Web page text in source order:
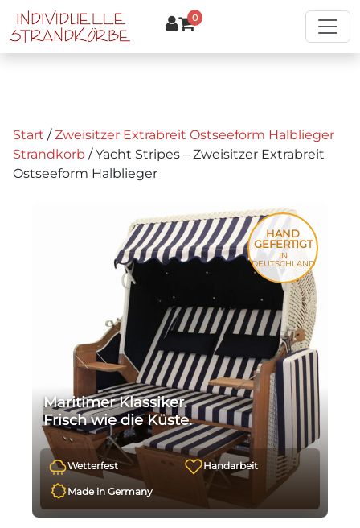
Zum Hauptinhalt springen
0
Start /Zweisitzer Extrabreit Ostseeform Halblieger
Strandkorb / Yacht Stripes – Zweisitzer Extrabreit
Ostseeform Halblieger
HAND
GEFERTIGT
IN
DEUTSCHLAND
Maritimer Klassiker.
Frisch wie die Küste.
Wetterfest Handarbeit
Made in Germany